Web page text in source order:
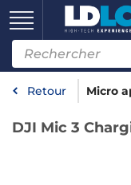
Retour Micro
DJI Mic 3